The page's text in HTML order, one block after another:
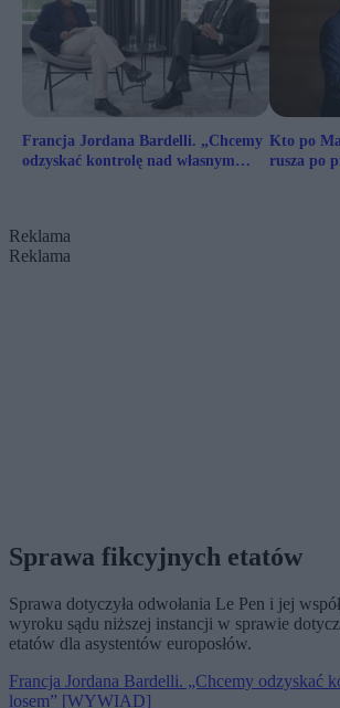
Francja Jordana Bardelli. „Chcemy
odzyskać kontrolę nad własnym
Kto po
rusza po
Reklama
Reklama
Sprawa fikcyjnych etatów
Sprawa dotyczyła odwołania Le Pen i jej
wyroku sądu niższej instancji w sprawie
etatów dla asystentów europosłów.
Francja Jordana Bardelli. „Chcemy odzyskać
losem” [WYWIAD]